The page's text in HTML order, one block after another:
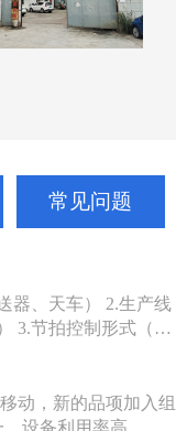
常见问题
器、天车） 2.生产线
3.节拍控制形式（机
配线走或随装配线一
多工人） ...
动，新的品项加入组
设备利用率高，一